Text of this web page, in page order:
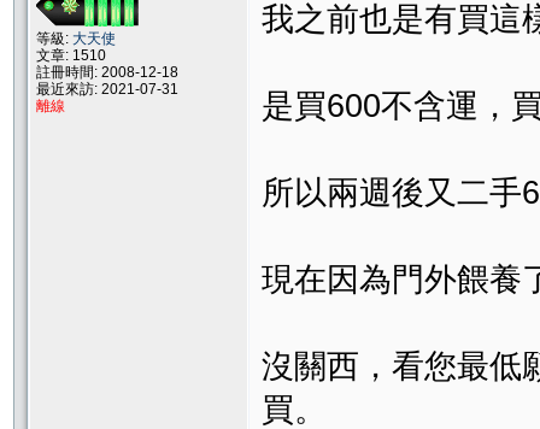
等級: 大天使
文章: 1510
註冊時間: 2008-12-18
最近來訪: 2021-07-31
離線
我之前也是有買這
是買600不含運，
所以兩週後又二手
現在因為門外餵養
沒關西，看您最低
買。